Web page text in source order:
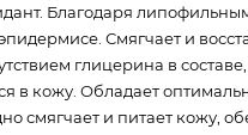
Благодаря
Смягчает и
глицерина в
в кожу. Обладает
смягчает и питает кожу,